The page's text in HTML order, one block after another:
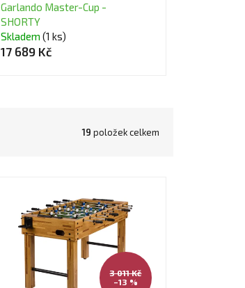
Garlando Master-Cup -
SHORTY
Skladem (1 ks)
17 689 Kč
19 položek celkem
3 011 Kč
–13 %